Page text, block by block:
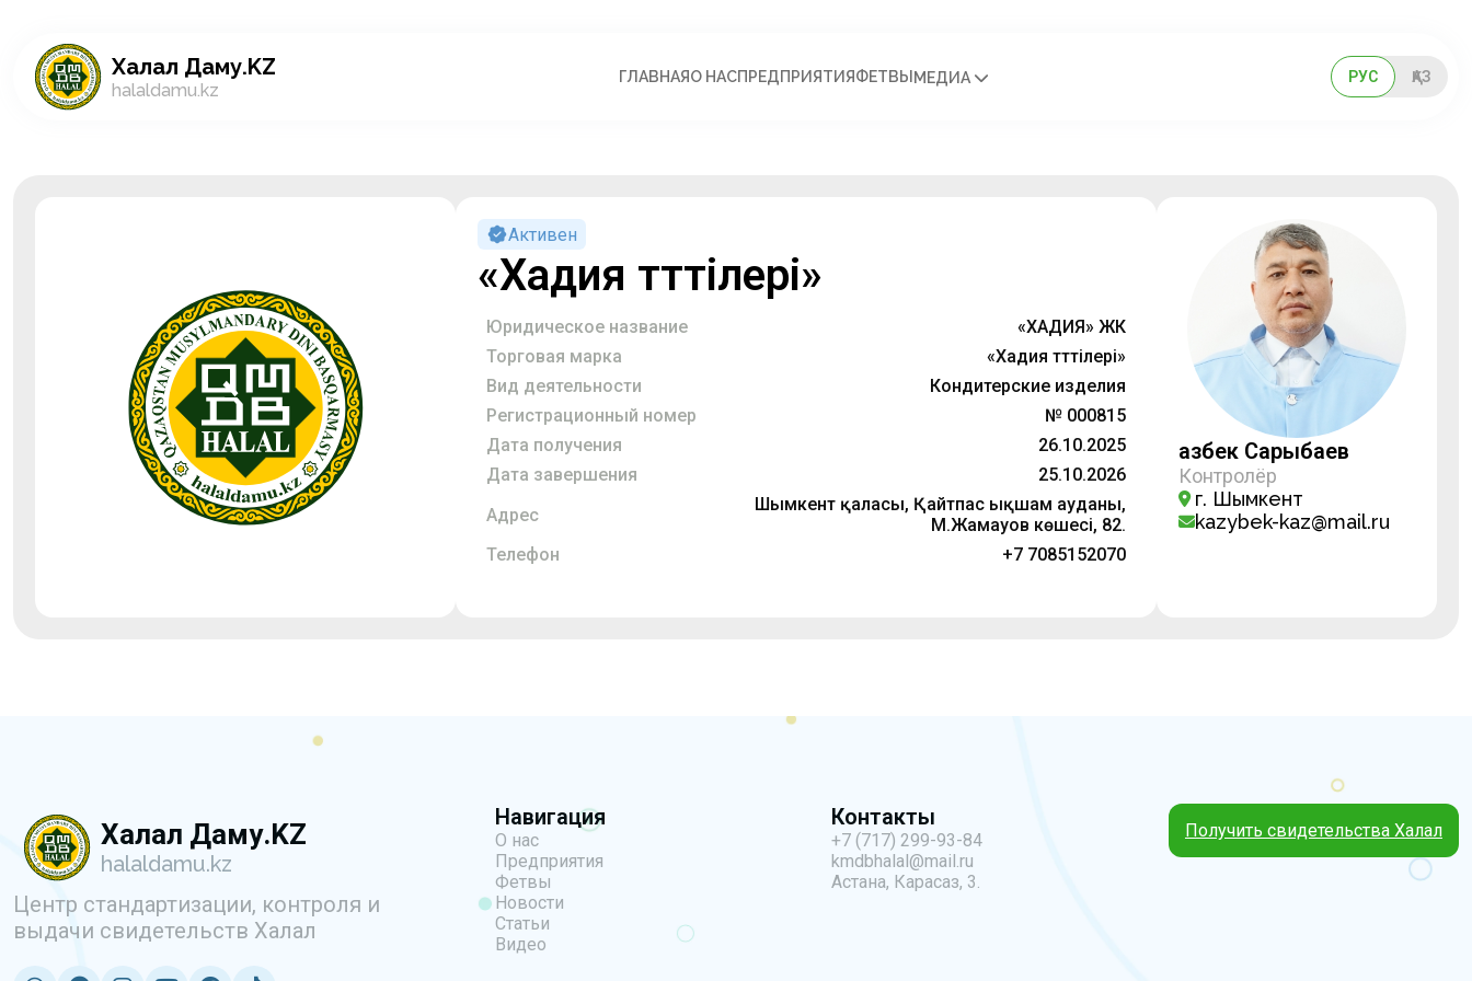
Халал Даму.KZ
halaldamu.kz
ГЛАВНАЯО НАСПРЕДПРИЯТИЯФЕТВЫ МЕДИА РУС ҚАЗ
Активен
«Хадия тәттілері»
Юридическое название
«ХАДИЯ» ЖК
Торговая марка
«Хадия тәттілері»
Вид деятельности
Кондитерские изделия
Регистрационный номер
№ 000815
Дата получения
26.10.2025
Дата завершения
25.10.2026
Адрес
Шымкент қаласы, Қайтпас ықшам ауданы,
М.Жамауов көшесі, 82.
Телефон
+7 7085152070
Қазбек Сарыбаев
Контролёр
г. Шымкент
kazybek-kaz@mail.ru
Халал Даму.KZ
halaldamu.kz
Центр стандартизации, контроля и
выдачи свидетельств Халал
Навигация
О нас
Предприятия
Фетвы
Новости
Статьи
Видео
Контакты
+7 (717) 299-93-84
kmdbhalal@mail.ru
Астана, Карасаз, 3.
Получить свидетельства Халал